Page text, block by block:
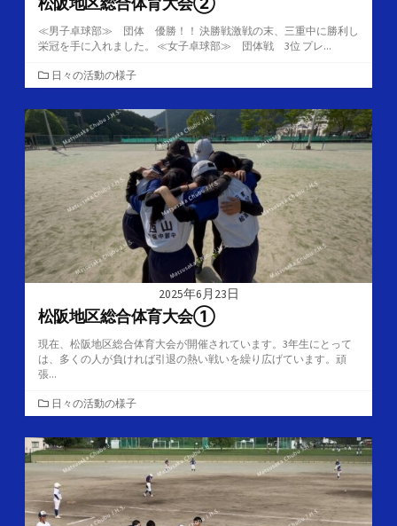
≪男子卓球部≫ 団体 優勝！！ 決勝戦激戦の末、三重中に勝利し
栄冠を手に入れました。 ≪女子卓球部≫ 団体戦 3位 プレ...
カ
テ
ゴ
リ
ー
日々の活動の様子
2025年6月23日
松阪地区総合体育大会①
現在、松阪地区総合体育大会が開催されています。3年生にとって
は、多くの人が負ければ引退の熱い戦いを繰り広げています。頑
張...
カ
テ
ゴ
リ
日々の活動の様子